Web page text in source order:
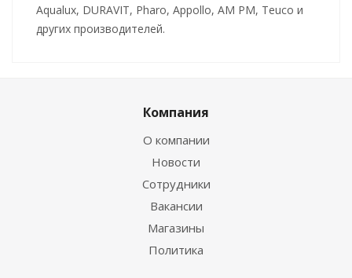
Aqualux, DURAVIT, Pharo, Appollo, AM PM, Teuco и
других производителей.
Компания
О компании
Новости
Сотрудники
Вакансии
Магазины
Политика